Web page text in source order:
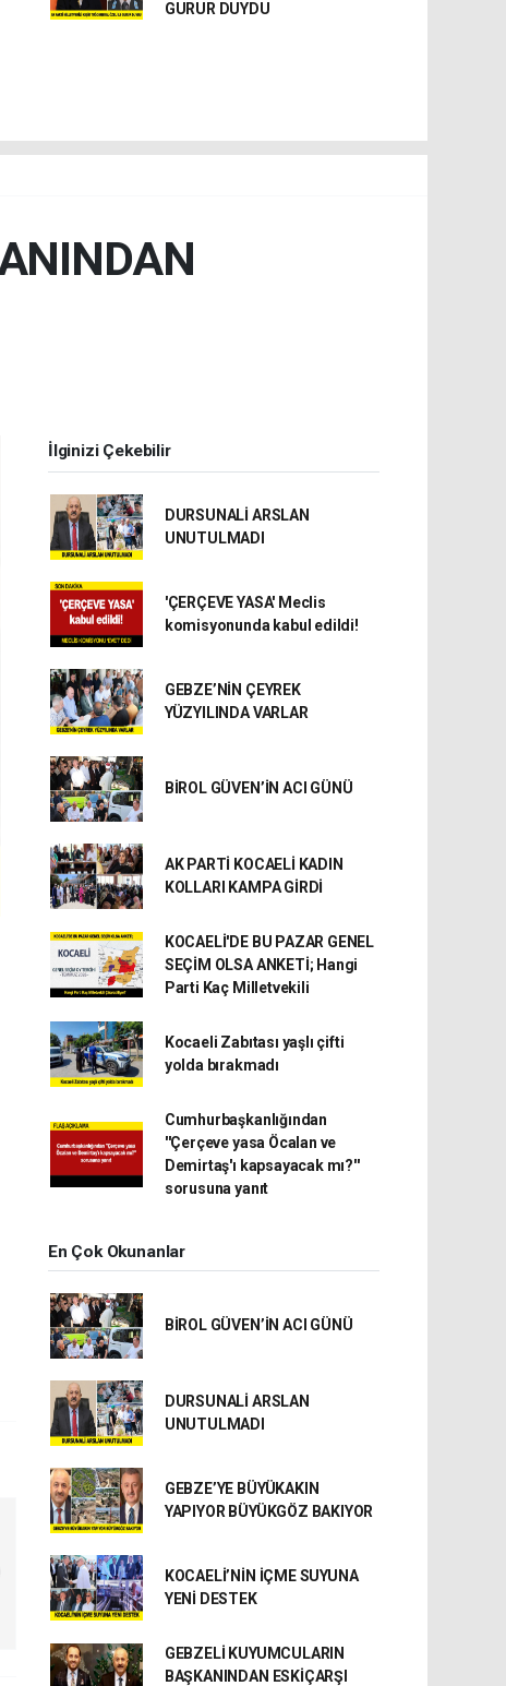
GURUR DUYDU
İlginizi Çekebilir
DURSUNALİ ARSLAN
UNUTULMADI
'ÇERÇEVE YASA' Meclis
komisyonunda kabul edildi!
GEBZE’NİN ÇEYREK
YÜZYILINDA VARLAR
BİROL GÜVEN’İN ACI GÜNÜ
AK PARTİ KOCAELİ KADIN
KOLLARI KAMPA GİRDİ
KOCAELİ'DE BU PAZAR GENEL
SEÇİM OLSA ANKETİ; Hangi
Parti Kaç Milletvekili
Kocaeli Zabıtası yaşlı çifti
yolda bırakmadı
Cumhurbaşkanlığından
''Çerçeve yasa Öcalan ve
Demirtaş'ı kapsayacak mı?''
sorusuna yanıt
En Çok Okunanlar
BİROL GÜVEN’İN ACI GÜNÜ
DURSUNALİ ARSLAN
UNUTULMADI
GEBZE’YE BÜYÜKAKIN
YAPIYOR BÜYÜKGÖZ BAKIYOR
KOCAELİ’NİN İÇME SUYUNA
YENİ DESTEK
GEBZELİ KUYUMCULARIN
BAŞKANINDAN ESKİÇARŞI